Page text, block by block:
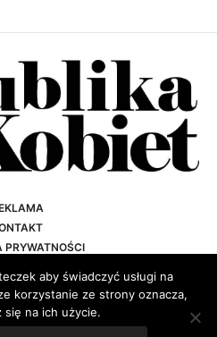
PRYWATNOŚCI
aby świadczyć usługi na
korzystanie ze strony oznacza,
się na ich użycie.